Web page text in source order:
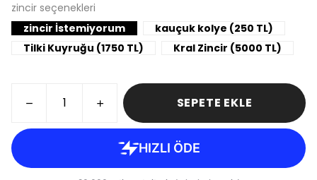
zincir seçenekleri
zincir İstemiyorum
kauçuk kolye (250 TL)
Tilki Kuyruğu (1750 TL)
Kral Zincir (5000 TL)
SEPETE EKLE